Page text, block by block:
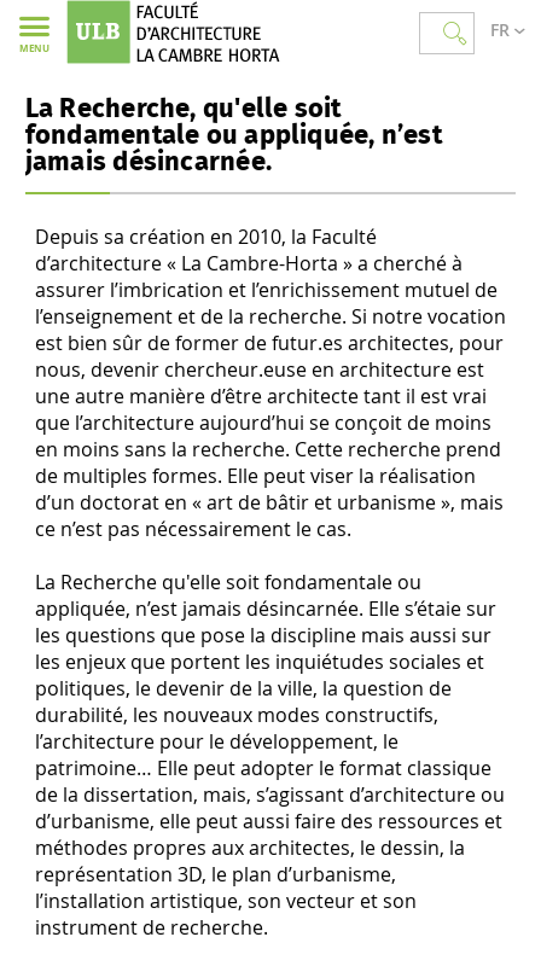
FR
MENU
La Recherche, qu'elle soit
fondamentale ou appliquée, n’est
jamais désincarnée.
Depuis sa création en 2010, la Faculté
d’architecture « La Cambre-Horta » a cherché à
assurer l’imbrication et l’enrichissement mutuel de
l’enseignement et de la recherche. Si notre vocation
est bien sûr de former de futur.es architectes, pour
nous, devenir chercheur.euse en architecture est
une autre manière d’être architecte tant il est vrai
que l’architecture aujourd’hui se conçoit de moins
en moins sans la recherche. Cette recherche prend
de multiples formes. Elle peut viser la réalisation
d’un doctorat en « art de bâtir et urbanisme », mais
ce n’est pas nécessairement le cas.
La Recherche qu'elle soit fondamentale ou
appliquée, n’est jamais désincarnée. Elle s’étaie sur
les questions que pose la discipline mais aussi sur
les enjeux que portent les inquiétudes sociales et
politiques, le devenir de la ville, la question de
durabilité, les nouveaux modes constructifs,
l’architecture pour le développement, le
patrimoine… Elle peut adopter le format classique
de la dissertation, mais, s’agissant d’architecture ou
d’urbanisme, elle peut aussi faire des ressources et
méthodes propres aux architectes, le dessin, la
représentation 3D, le plan d’urbanisme,
l’installation artistique, son vecteur et son
instrument de recherche.